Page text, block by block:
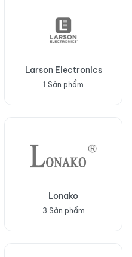
Larson Electronics
1 Sản phẩm
Lonako
3 Sản phẩm